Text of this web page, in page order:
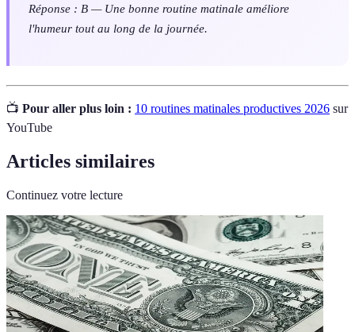
Réponse : B — Une bonne routine matinale améliore
l'humeur tout au long de la journée.
📺 Pour aller plus loin : 10 routines matinales productives 2026 sur
YouTube
Articles similaires
Continuez votre lecture